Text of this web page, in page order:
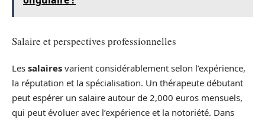
Salaire et perspectives professionnelles
Les salaires varient considérablement selon l’expérience,
la réputation et la spécialisation. Un thérapeute débutant
peut espérer un salaire autour de 2,000 euros mensuels,
qui peut évoluer avec l’expérience et la notoriété. Dans